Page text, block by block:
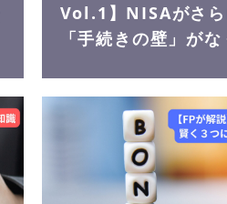
Vol.1】NISAがさら
「手続きの壁」が